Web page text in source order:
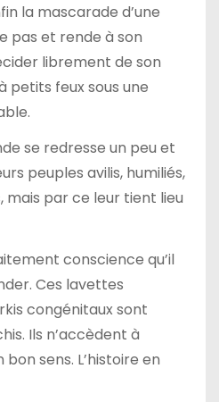
la mascarade d’une
pas et rende à son
librement de son
petits feux sous une
se redresse un peu et
peuples avilis, humiliés,
mais par ce leur tient lieu
conscience qu’il
Ces lavettes
congénitaux sont
Ils n’accèdent à
sens. L’histoire en